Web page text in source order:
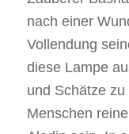
nach einer
Vollendung
diese Lampe
und Schätze
Menschen